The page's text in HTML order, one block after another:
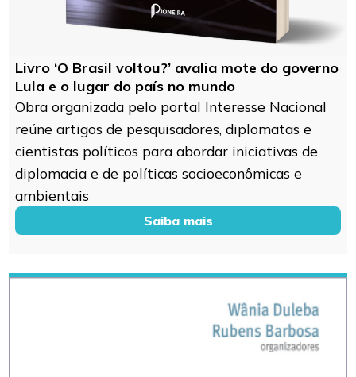
Livro ‘O Brasil voltou?’ avalia mote do governo
Lula e o lugar do país no mundo
Obra organizada pelo portal Interesse Nacional
reúne artigos de pesquisadores, diplomatas e
cientistas políticos para abordar iniciativas de
diplomacia e de políticas socioeconômicas e
ambientais
Saiba mais